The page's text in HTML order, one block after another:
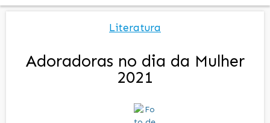
Literatura
Adoradoras no dia da Mulher
2021